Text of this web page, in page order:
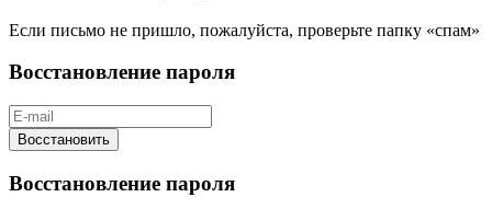
Если письмо не пришло, пожалуйста, проверьте папку «спам»
Восстановление пароля
Восстановить
Восстановление пароля